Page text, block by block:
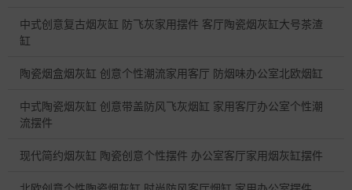
中式创意复古烟灰缸 防飞灰家用摆件 客厅陶瓷烟灰缸大号茶渣
缸
陶瓷烟盒烟灰缸 创意个性潮流家用客厅 防烟味办公室北欧烟缸
中式陶瓷烟灰缸 创意带盖防风飞灰烟缸 家用客厅办公室个性潮
流摆件
现代简约烟灰缸 陶瓷创意个性摆件 办公室客厅家用烟灰缸摆件